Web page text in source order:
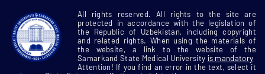
All rights reserved. All rights to the site are
protected in accordance with the legislation of
the Republic of Uzbekistan, including copyright
and related rights. When using the materials of
the website, a link to the website of the
Samarkand State Medical University is mandatory
Attention! If you find an error in the text, select it